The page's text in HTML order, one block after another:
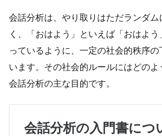
会話分析は、やり取りはただランダ
く、「おはよう」といえば「おはよ
っているように、一定の社会的秩序
います。その社会的ルールにはどの
会話分析の主な目的です。